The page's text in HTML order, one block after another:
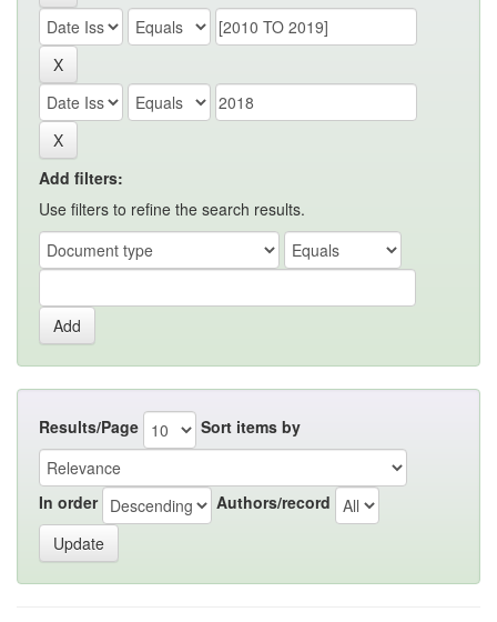
Add filters:
Use filters to refine the search results.
Results/Page Sort items by
In order Authors/record